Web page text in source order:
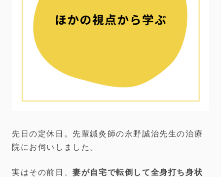
先日の定休日。先輩鍼灸師の永野誠治先生の治療
院にお伺いしました。
実はその前日、妻が自宅で転倒して全身打ち身状